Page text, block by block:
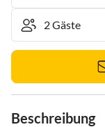
Beschreibung